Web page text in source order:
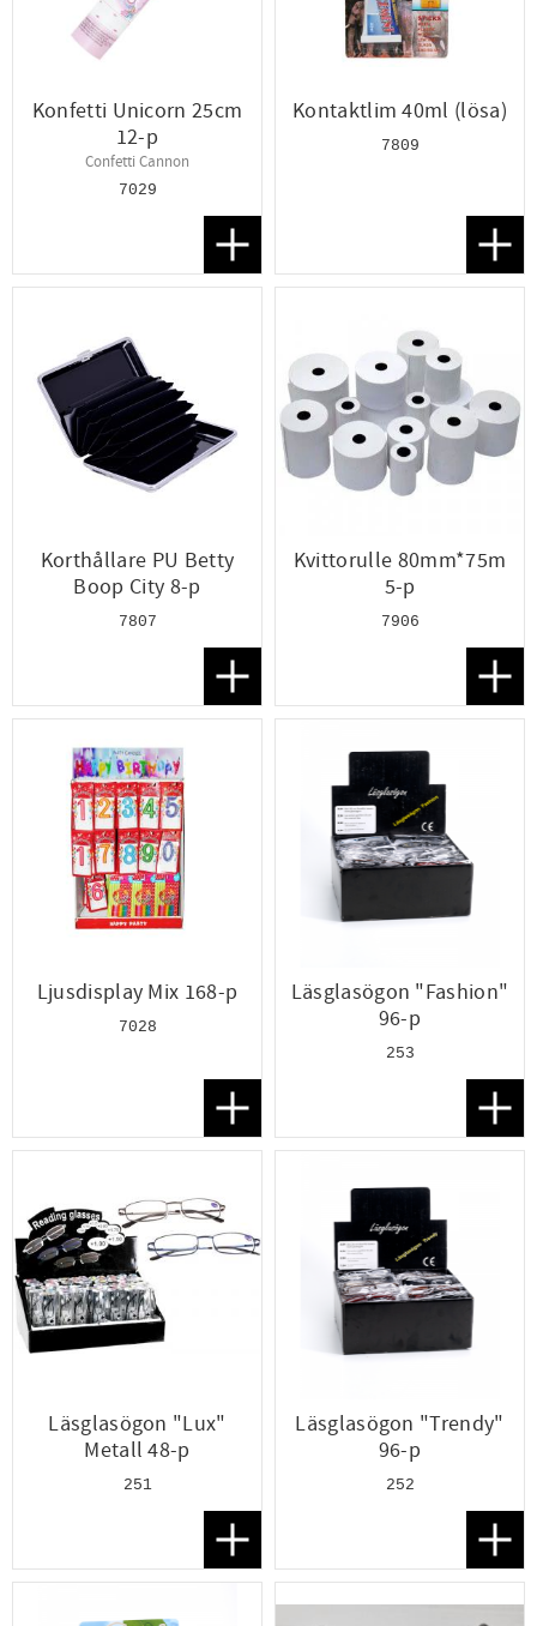
Konfetti Unicorn 25cm
12-p
​Confetti Cannon
7029
Lägg till i favoriter
Kontaktlim 40ml (lösa)
7809
Korthållare PU Betty
Boop City 8-p
7807
Lägg till i favoriter
Kvittorulle 80mm*75m
5-p
7906
Ljusdisplay Mix 168-p
7028
Lägg till i favoriter
Läsglasögon "Fashion"
96-p
253
Läsglasögon "Lux"
Metall 48-p
251
Lägg till i favoriter
Läsglasögon "Trendy"
96-p
252